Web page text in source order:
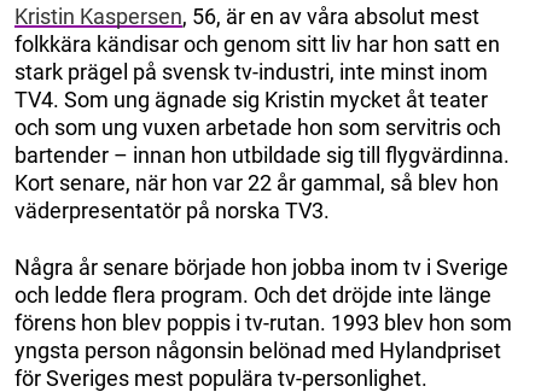
Kristin Kaspersen, 56, är en av våra absolut mest
folkkära kändisar och genom sitt liv har hon satt en
stark prägel på svensk tv-industri, inte minst inom
TV4. Som ung ägnade sig Kristin mycket åt teater
och som ung vuxen arbetade hon som servitris och
bartender – innan hon utbildade sig till flygvärdinna.
Kort senare, när hon var 22 år gammal, så blev hon
väderpresentatör på norska TV3.
Några år senare började hon jobba inom tv i Sverige
och ledde flera program. Och det dröjde inte länge
förens hon blev poppis i tv-rutan. 1993 blev hon som
yngsta person någonsin belönad med Hylandpriset
för Sveriges mest populära tv-personlighet.